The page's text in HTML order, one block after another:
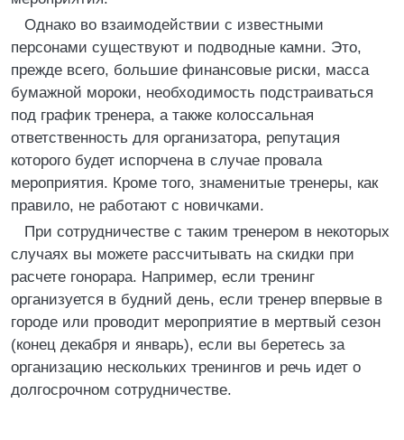
Однако во взаимодействии с известными
персонами существуют и подводные камни. Это,
прежде всего, большие финансовые риски, масса
бумажной мороки, необходимость подстраиваться
под график тренера, а также колоссальная
ответственность для организатора, репутация
которого будет испорчена в случае провала
мероприятия. Кроме того, знаменитые тренеры, как
правило, не работают с новичками.
При сотрудничестве с таким тренером в некоторых
случаях вы можете рассчитывать на скидки при
расчете гонорара. Например, если тренинг
организуется в будний день, если тренер впервые в
городе или проводит мероприятие в мертвый сезон
(конец декабря и январь), если вы беретесь за
организацию нескольких тренингов и речь идет о
долгосрочном сотрудничестве.